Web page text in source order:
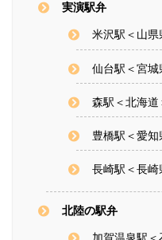
実演駅弁
米沢駅＜山県
仙台駅＜宮城
森駅＜北海道
豊橋駅＜愛知
長崎駅＜長崎
北陸の駅弁